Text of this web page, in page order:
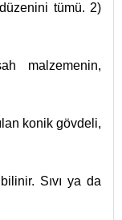
tümü. 2)
malzemenin,
konik gövdeli,
Sıvı ya da